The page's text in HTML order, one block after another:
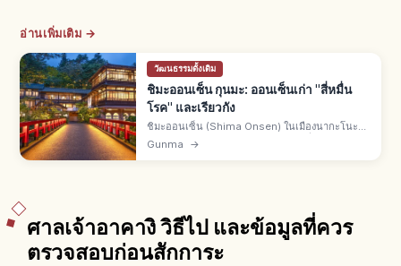
อ่านเพิ่มเติม →
วัฒนธรรมดั้งเดิม
ชิมะออนเซ็น กุนมะ: ออนเซ็นเก่า "สี่หมื่น
โรค" และเรียวกัง
ชิมะออนเซ็น (Shima Onsen) ในเมืองนากะโนะโจ
อ.อากัตสึมะ จ.กุนมะ ออนเซ็นเก่าแก่ ชื่อมาจาก
Gunma →
ศาลเจ้าอาคางิ วิธีไป และข้อมูลที่ควร
ตรวจสอบก่อนสักการะ